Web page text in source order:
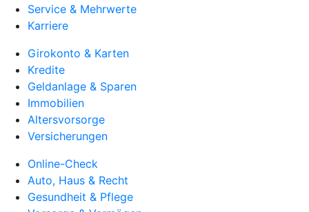
Service & Mehrwerte
Karriere
Girokonto & Karten
Kredite
Geldanlage & Sparen
Immobilien
Altersvorsorge
Versicherungen
Online-Check
Auto, Haus & Recht
Gesundheit & Pflege